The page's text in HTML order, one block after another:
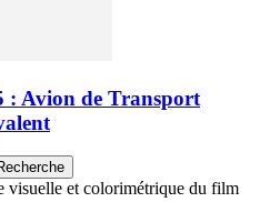
: Avion de Transport
visuelle et colorimétrique du film